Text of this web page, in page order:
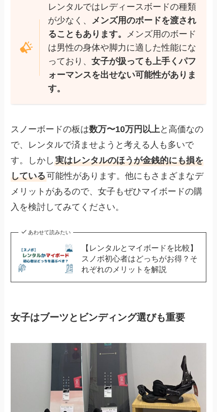
レンタルではレディースボードの種類
が少なく、 メンズ用のボードを渡され
ることもあります。
メンズ用のボード
は男性の身体や脚力に適した性能にな
っており、 女子が扱っても上手くパフ
ォーマンスを出せない可能性がありま
す。
スノーボードの板は数万〜10万円以上と高価なの
で、レンタルで済ませようと考える人も多いで
す。しかし実はレンタルのほうが金銭的にも損を
している可能性があります。他にもさまざまなデ
メリットがあるので、女子もぜひマイボードの購
入を検討してみてください。
あわせて読みたい
【レンタルとマイボードを比較】
スノボ初心者はどっちがお得？そ
れぞれのメリットを解説
女子はブーツとビンディング選びも重要